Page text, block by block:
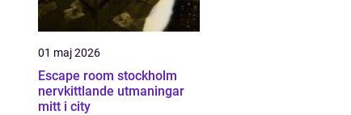
01 maj 2026
Escape room stockholm
nervkittlande utmaningar
mitt i city